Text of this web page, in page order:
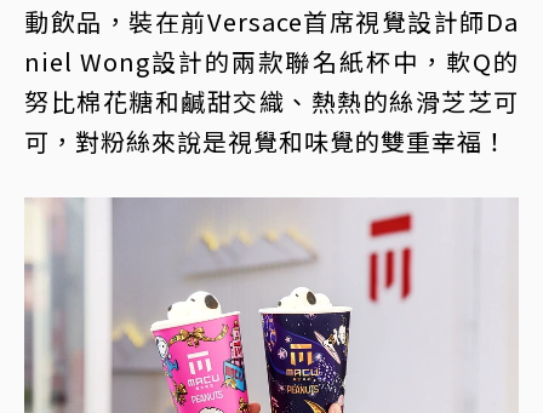
動飲品，裝在前Versace首席視覺設計師Da
niel Wong設計的兩款聯名紙杯中，軟Q的
努比棉花糖和鹹甜交織、熱熱的絲滑芝芝可
可，對粉絲來說是視覺和味覺的雙重幸福！